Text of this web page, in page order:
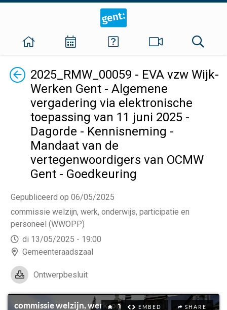
Terug2025_RMW_00059 - EVA vzw Wijk-
Werken Gent - Algemene
vergadering via elektronische
toepassing van 11 juni 2025 -
Dagorde - Kennisneming -
Mandaat van de
vertegenwoordigers van OCMW
Gent - Goedkeuring
Gepubliceerd op 06/05/2025
commissie welzijn, werk, onderwijs, participatie en
personeel (WWOPP)
di 13/05/2025 - 19:00
Gemeenteraadszaal
Ontwerpbesluit